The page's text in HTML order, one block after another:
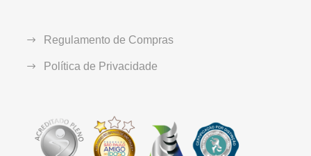
Regulamento de Compras
Política de Privacidade